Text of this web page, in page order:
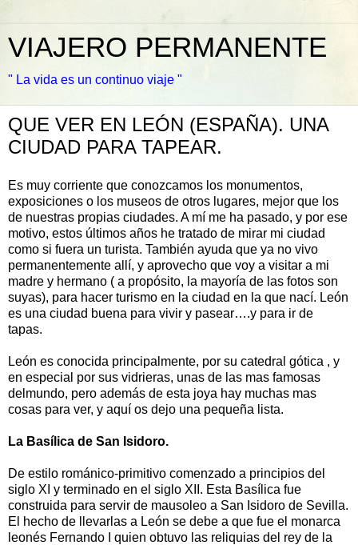
VIAJERO PERMANENTE
" La vida es un continuo viaje "
QUE VER EN LEÓN (ESPAÑA). UNA
CIUDAD PARA TAPEAR.
Es muy corriente que conozcamos los monumentos,
exposiciones o los museos de otros lugares, mejor que los
de nuestras propias ciudades. A mí me ha pasado, y por ese
motivo, estos últimos años he tratado de mirar mi ciudad
como si fuera un turista. También ayuda que ya no vivo
permanentemente allí, y aprovecho que voy a visitar a mi
madre y hermano ( a propósito, la mayoría de las fotos son
suyas), para hacer turismo en la ciudad en la que nací. León
es una ciudad buena para vivir y pasear….y para ir de
tapas.
León es conocida principalmente, por su catedral gótica , y
en especial por sus vidrieras, unas de las mas famosas
delmundo, pero además de esta joya hay muchas mas
cosas para ver, y aquí os dejo una pequeña lista.
La Basílica de San Isidoro.
De estilo románico-primitivo comenzado a principios del
siglo XI y terminado en el siglo XII. Esta Basílica fue
construida para servir de mausoleo a San Isidoro de Sevilla.
El hecho de llevarlas a León se debe a que fue el monarca
leonés Fernando I quien obtuvo las reliquias del rey de la